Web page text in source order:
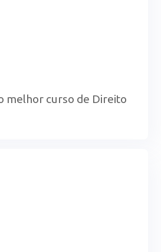
melhor curso de Direito